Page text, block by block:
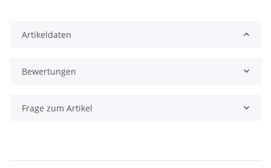
Artikeldaten
Bewertungen
Frage zum Artikel